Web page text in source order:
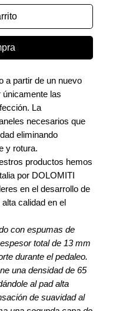
a partir de un nuevo
únicamente las
La
necesarios que
eliminando
y rotura.
productos hemos
por DOLOMITI
en el desarrollo de
calidad en el
con espumas de
total de 13 mm
durante el pedaleo.
una densidad de 65
al pad alta
de suavidad al